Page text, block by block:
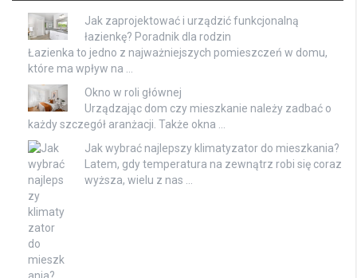
Jak zaprojektować i urządzić funkcjonalną
łazienkę? Poradnik dla rodzin
Łazienka to jedno z najważniejszych pomieszczeń w domu,
które ma wpływ na …
Okno w roli głównej
Urządzając dom czy mieszkanie należy zadbać o
każdy szczegół aranżacji. Także okna …
Jak wybrać najlepszy klimatyzator do mieszkania?
Latem, gdy temperatura na zewnątrz robi się coraz
wyższa, wielu z nas …